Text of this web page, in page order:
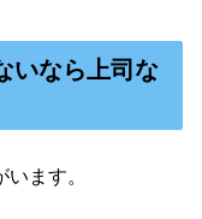
いなら上司な
ます。